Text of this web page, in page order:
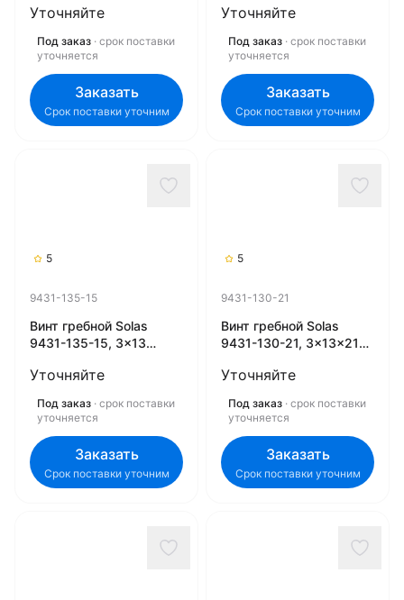
Уточняйте
Под заказ · срок поставки
уточняется
Заказать
Срок поставки уточним
Уточняйте
Под заказ · срок поставки
уточняется
Заказать
Срок поставки уточним
5
9431-135-15
Винт гребной Solas
9431-135-15, 3x13
Уточняйте
Под заказ · срок поставки
уточняется
Заказать
Срок поставки уточним
5
9431-130-21
Винт гребной Solas
9431-130-21, 3x13x21
Уточняйте
Под заказ · срок поставки
уточняется
Заказать
Срок поставки уточним